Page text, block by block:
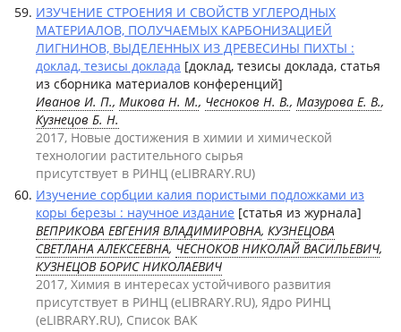
ИЗУЧЕНИЕ СТРОЕНИЯ И СВОЙСТВ УГЛЕРОДНЫХ
МАТЕРИАЛОВ, ПОЛУЧАЕМЫХ КАРБОНИЗАЦИЕЙ
ЛИГНИНОВ, ВЫДЕЛЕННЫХ ИЗ ДРЕВЕСИНЫ ПИХТЫ :
доклад, тезисы доклада [доклад, тезисы доклада, статья
из сборника материалов конференций]
Иванов И. П., Микова Н. М., Чесноков Н. В., Мазурова Е. В.,
Кузнецов Б. Н.
2017, Новые достижения в химии и химической
технологии растительного сырья
присутствует в РИНЦ (eLIBRARY.RU)
Изучение сорбции калия пористыми подложками из
коры березы : научное издание [статья из журнала]
ВЕПРИКОВА ЕВГЕНИЯ ВЛАДИМИРОВНА, КУЗНЕЦОВА
СВЕТЛАНА АЛЕКСЕЕВНА, ЧЕСНОКОВ НИКОЛАЙ ВАСИЛЬЕВИЧ,
КУЗНЕЦОВ БОРИС НИКОЛАЕВИЧ
2017, Химия в интересах устойчивого развития
присутствует в РИНЦ (eLIBRARY.RU), Ядро РИНЦ
(eLIBRARY.RU), Список ВАК